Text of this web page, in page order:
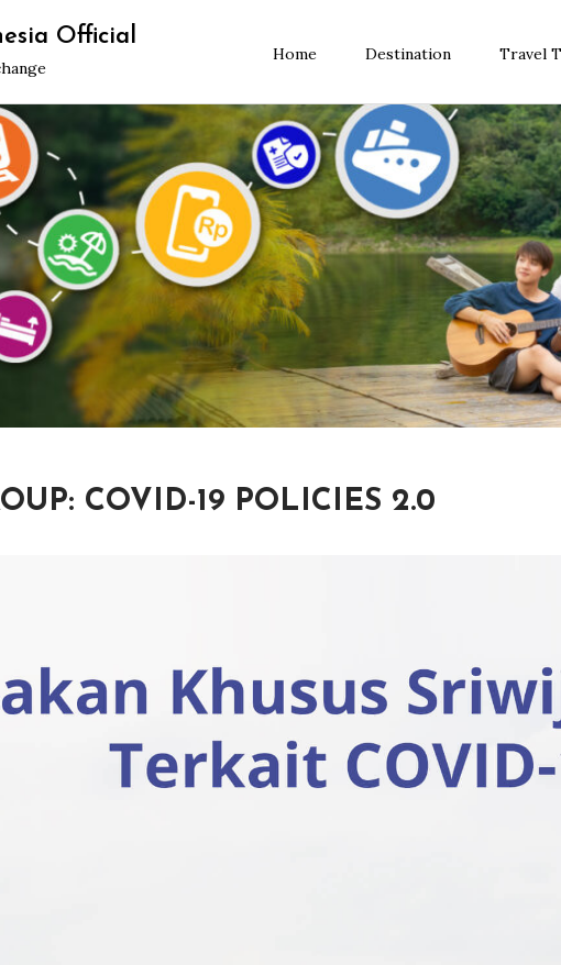
Official
Home Destination Travel
COVID-19 POLICIES 2.0